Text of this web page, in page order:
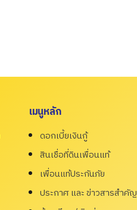
เมนูหลัก
ดอกเบี้ยเงินกู้
สินเชื่อที่ดินเพื่อนแท้
เพื่อนแท้ประกันภัย
ประกาศ และ ข่าวสารสำคัญ